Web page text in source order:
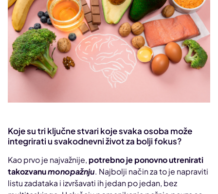
Koje su tri ključne stvari koje svaka osoba može
integrirati u svakodnevni život za bolji fokus?
Kao prvo je najvažnije, potrebno je ponovno utrenirati
takozvanumonopažnju. Najbolji način za to je napraviti
listu zadataka i izvršavati ih jedan po jedan, bez